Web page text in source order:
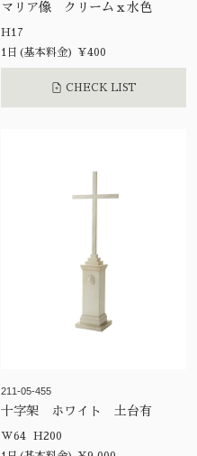
マリア像 クリームｘ水色
H17
1日(基本料金) ¥400
CHECK LIST
211-05-455
十字架 ホワイト 土台有
W64 H200